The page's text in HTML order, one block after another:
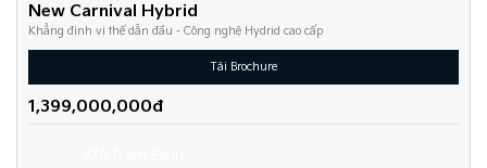
New Carnival Hybrid
Khẳng định vị thế dẫn đầu - Công nghệ Hydrid cao cấp
Tải Brochure
1,399,000,000đ